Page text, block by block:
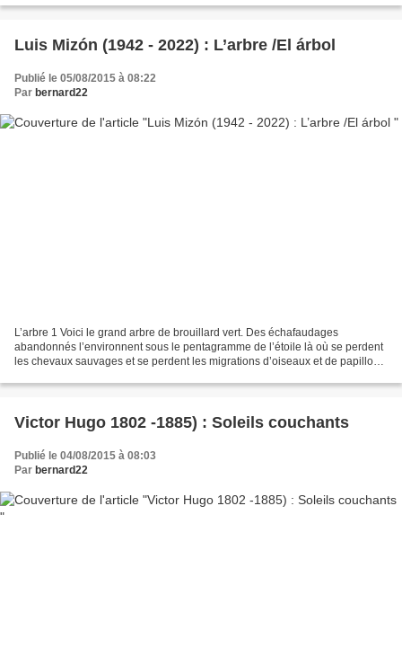
Luis Mizón (1942 - 2022) : L’arbre /El árbol
Publié le 05/08/2015 à 08:22
Par bernard22
L’arbre 1 Voici le grand arbre de brouillard vert. Des échafaudages
abandonnés l’environnent sous le pentagramme de l’étoile là où se perdent
les chevaux sauvages et se perdent les migrations d’oiseaux et de papillons.
Victor Hugo 1802 -1885) : Soleils couchants
Publié le 04/08/2015 à 08:03
Par bernard22